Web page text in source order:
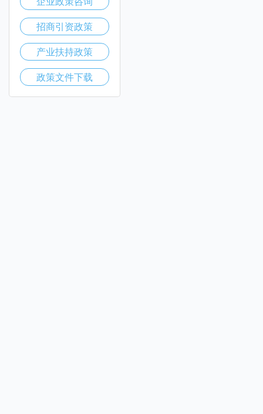
招商引资政策
产业扶持政策
政策文件下载